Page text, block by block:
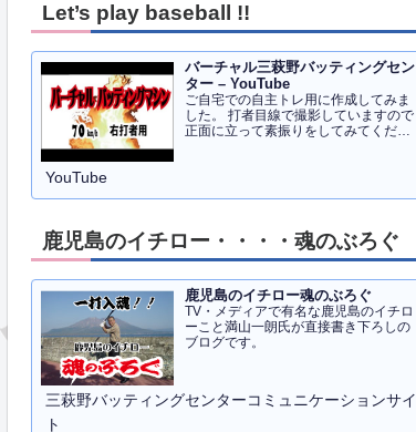
Let’s play baseball !!
バーチャル三萩野バッティングセン
ター – YouTube
ご自宅での自主トレ用に作成してみま
した。 打者目線で撮影していますので
正面に立って素振りをしてみてくださ
YouTube
鹿児島のイチロー・・・・魂のぶろぐ
鹿児島のイチロー魂のぶろぐ
TV・メディアで有名な鹿児島のイチロ
ーこと満山一朗氏が直接書き下ろしの
ブログです。
三萩野バッティングセンターコミュニケーションサイ
ト